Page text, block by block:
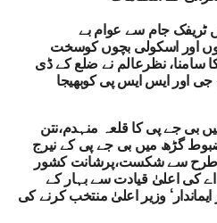
DIRECTOR
DISTRICT
NALANDA NEWS
URDU
ہے نورانیت : امیر
میٹنگ سے سینئر افسران کی
برہم
ٹریفک جام سے عوام بے
اور اسکولی بچوں کوسخت
سامنا، نظرعالم نے ضلع کے ڈی
جی اور ایس ایس پی کوبھیجا
بی جے پی کا قلعہ منہدم،نتن
گڑھ میں بی جے پی کے نیرج
سے شکست،پرشانت کشور
کی اعلیٰ قیادت سے بہار کے
ایماندار‘ وزیر اعلیٰ منتخب کرنے کی